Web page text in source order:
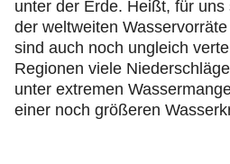
unter der Erde. Heißt, für
der weltweiten
sind auch noch ungleich
Regionen viele
unter extremen
einer noch größeren